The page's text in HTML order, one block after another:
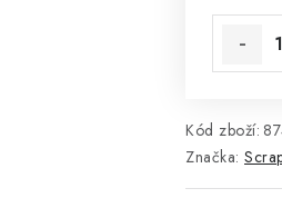
Kód zboží:
Značka: